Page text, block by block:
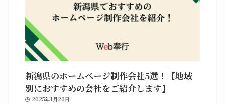
新潟県のホームページ制作会社5選！【地域
別におすすめの会社をご紹介します】
2025年1月20日